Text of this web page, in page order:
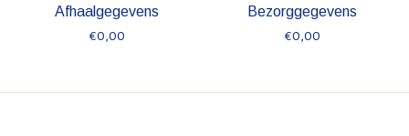
Afhaalgegevens
€0,00
Bezorggegevens
€0,00